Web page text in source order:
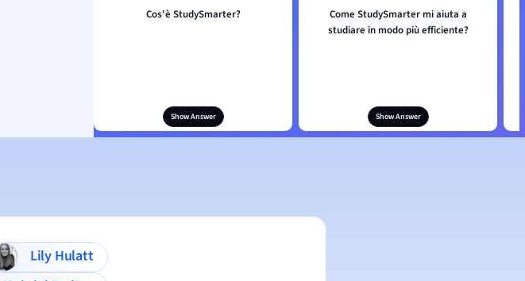
Cos'è StudySmarter?
Show Answer
Come StudySmarter mi aiuta a
studiare in modo più efficiente?
Show Answer
Lily Hulatt